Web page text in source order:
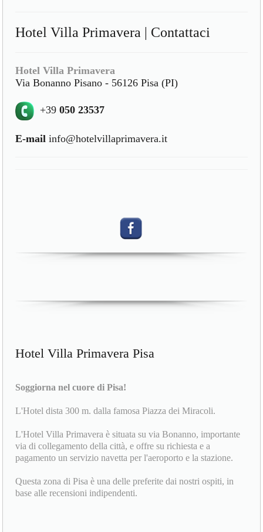
Hotel Villa Primavera | Contattaci
Hotel Villa Primavera
Via Bonanno Pisano - 56126 Pisa (PI)
+39050 23537
E-mail info@hotelvillaprimavera.it
Hotel Villa Primavera Pisa
Soggiorna nel cuore di Pisa!
L'Hotel dista 300 m. dalla famosa Piazza dei Miracoli.
L'Hotel Villa Primavera è situata su via Bonanno, importante
via di collegamento della città, e offre su richiesta e a
pagamento un servizio navetta per l'aeroporto e la stazione.
Questa zona di Pisa è una delle preferite dai nostri ospiti, in
base alle recensioni indipendenti.